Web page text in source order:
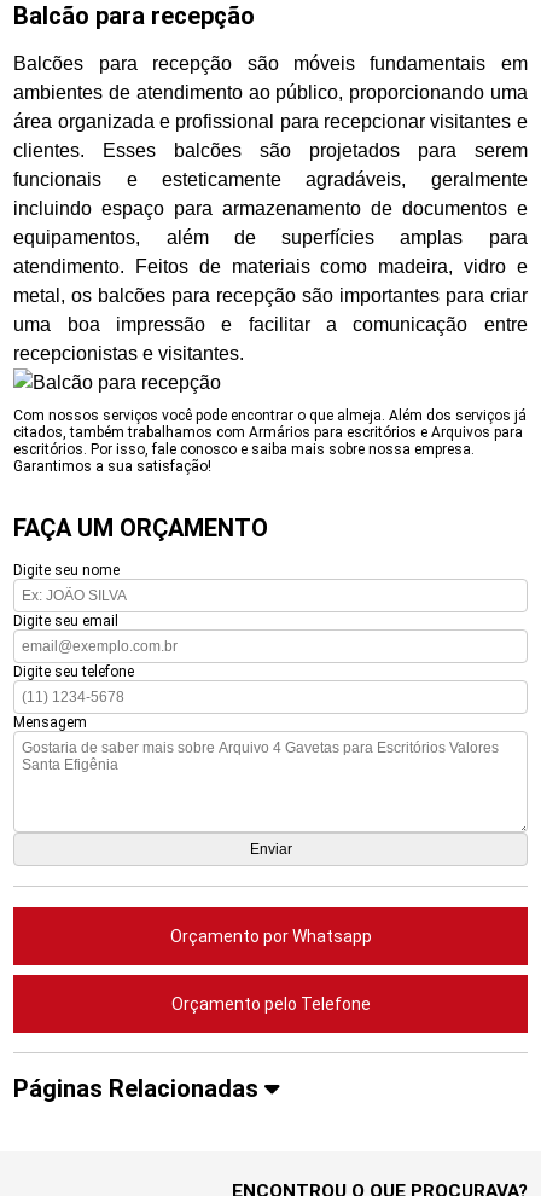
Balcão para recepção
Balcões para recepção são móveis fundamentais em
ambientes de atendimento ao público, proporcionando uma
área organizada e profissional para recepcionar visitantes e
clientes. Esses balcões são projetados para serem
funcionais e esteticamente agradáveis, geralmente
incluindo espaço para armazenamento de documentos e
equipamentos, além de superfícies amplas para
atendimento. Feitos de materiais como madeira, vidro e
metal, os balcões para recepção são importantes para criar
uma boa impressão e facilitar a comunicação entre
recepcionistas e visitantes.
Com nossos serviços você pode encontrar o que almeja. Além dos serviços já
citados, também trabalhamos com Armários para escritórios e Arquivos para
escritórios. Por isso, fale conosco e saiba mais sobre nossa empresa.
Garantimos a sua satisfação!
FAÇA UM ORÇAMENTO
Digite seu nome
Digite seu email
Digite seu telefone
Mensagem
Orçamento por Whatsapp
Orçamento pelo Telefone
Páginas Relacionadas
ENCONTROU O QUE PROCURAVA?